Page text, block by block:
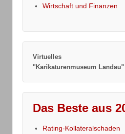
Wirtschaft und Finanzen
Virtuelles
"Karikaturenmuseum Landau"
Das Beste aus
Rating-Kollateralschaden